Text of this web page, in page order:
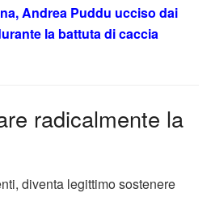
Andrea Puddu ucciso dai
la battuta di caccia
radicalmente la
diventa legittimo sostenere